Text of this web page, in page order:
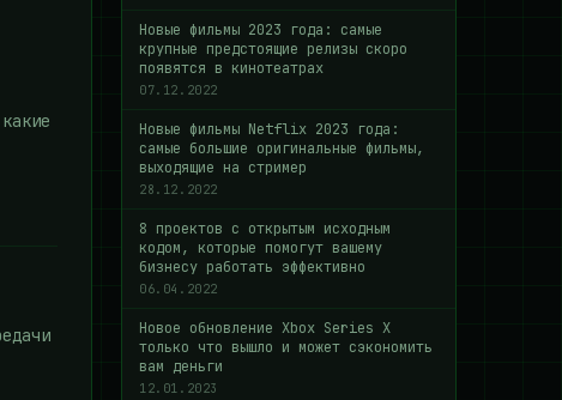
Новые фильмы 2023 года: самые
крупные предстоящие релизы скоро
появятся в кинотеатрах
07.12.2022
Новые фильмы Netflix 2023 года:
самые большие оригинальные фильмы,
выходящие на стример
28.12.2022
8 проектов с открытым исходным
кодом, которые помогут вашему
бизнесу работать эффективно
06.04.2022
Новое обновление Xbox Series X
только что вышло и может сэкономить
вам деньги
12.01.2023